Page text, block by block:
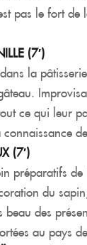
pas le fort de
(7′)
la
ce qui leur
(7′)
préparatifs
du
des
au pays